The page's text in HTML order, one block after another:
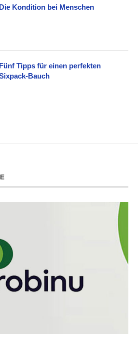
Die Kondition bei Menschen
Fünf Tipps für einen perfekten
Bauch